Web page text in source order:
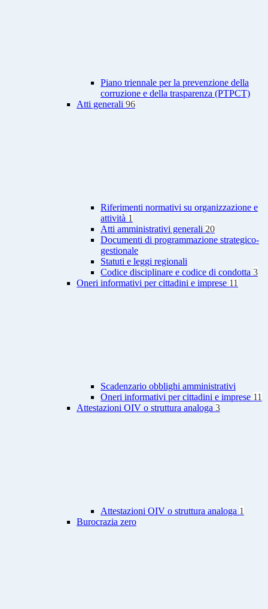
Piano triennale per la prevenzione della
corruzione e della trasparenza (PTPCT)
Atti generali 96
Riferimenti normativi su organizzazione e
attività 1
Atti amministrativi generali 20
Documenti di programmazione strategico-
gestionale
Statuti e leggi regionali
Codice disciplinare e codice di condotta 3
Oneri informativi per cittadini e imprese 11
Scadenzario obblighi amministrativi
Oneri informativi per cittadini e imprese 11
Attestazioni OIV o struttura analoga 3
Attestazioni OIV o struttura analoga 1
Burocrazia zero